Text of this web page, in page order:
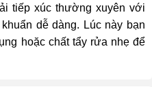
tiếp xúc thường xuyên với
dễ dàng. Lúc này bạn
hoặc chất tẩy rửa nhẹ để